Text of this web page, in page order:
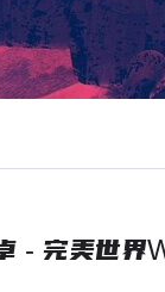
- 完美世界